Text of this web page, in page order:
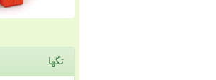
تگها